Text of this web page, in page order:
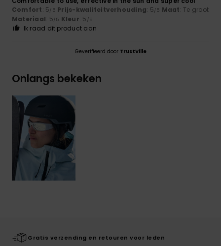
Comfort: 5/5 Prijs-kwaliteitverhouding: 5/5 Maat: Te groot
Materiaal: 5/5 Kleur: 5 /5
Ik raad dit product aan
Geverifieerd door TrustVille
Onlangs bekeken
Gratis verzending en retouren voor leden